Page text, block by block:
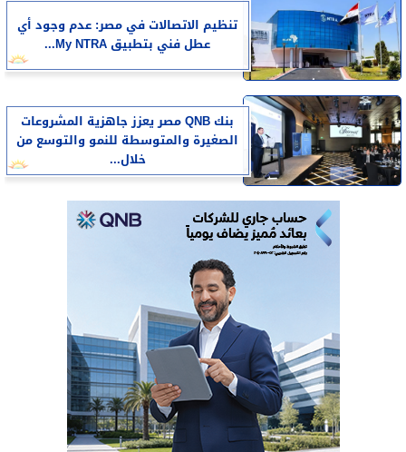
تنظيم الاتصالات في مصر: عدم وجود أي
عطل فني بتطبيق My NTRA...
بنك QNB مصر يعزز جاهزية المشروعات
الصغيرة والمتوسطة للنمو والتوسع من
خلال...